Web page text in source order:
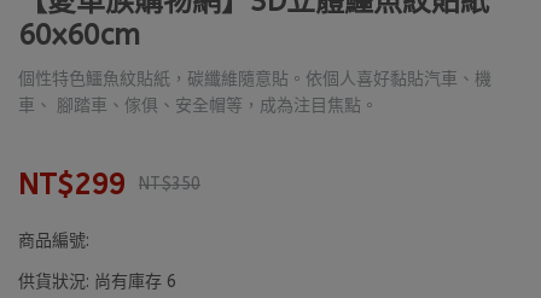
60x60cm
個性特色鱷魚紋貼紙，碳纖維隨意貼。依個人喜好黏貼汽車、機
車、 腳踏車、傢俱、安全帽等，成為注目焦點。
NT$299 NT$350
商品編號:
供貨狀況: 尚有庫存 6